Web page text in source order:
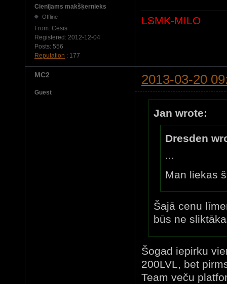
Cienījams makšķernieks
Offline
From: Cēsis
Registered: 2012-12-04
Posts: 556
Reputation : 177
LSMK-MILO
MC2 2013-03-20
Guest
Jan wrote:
Dresden
Man liekas
Šajā cenu
būs ne
Šogad iepirku
200LVL, bet
Team veču